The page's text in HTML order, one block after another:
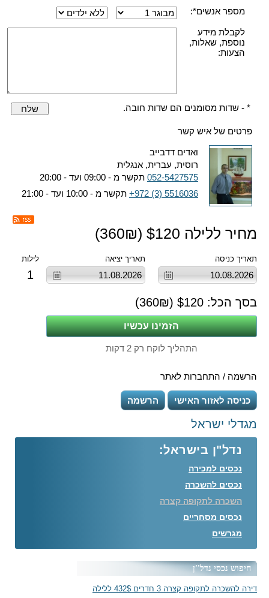
מספר אנשים*:
לקבלת מידע
נוספת, שאלות,
הצעות:
* - שדות מסומנים הם שדות חובה. שלח
פרטים של איש קשר
ואדים דדבייב
רוסית, עברית, אנגלית
052-5427575 תקשר מ - 09:00 ועד - 20:00
+972 (3) 5516036 תקשר מ - 10:00 ועד - 21:00
מחיר ללילה $ 120
(
360₪)
תאריך כניסה תאריך יציאה לילות
1
בסך הכל: $ 120
(
360₪)
התהליך לוקח רק 2 דקות
הרשמה / התחברות לאתר
כניסה לאזור האישי הרשמה
מגדלי ישראל
נדל"ן בישראל:
נכסים למכירה
נכסים להשכרה
השכרה לתקופה קצרה
נכסים מסחריים
מגרשים
חיפוש נכסי נדל''ן
דירה להשכרה לתקופה קצרה 3 חדרים 432$ ללילה